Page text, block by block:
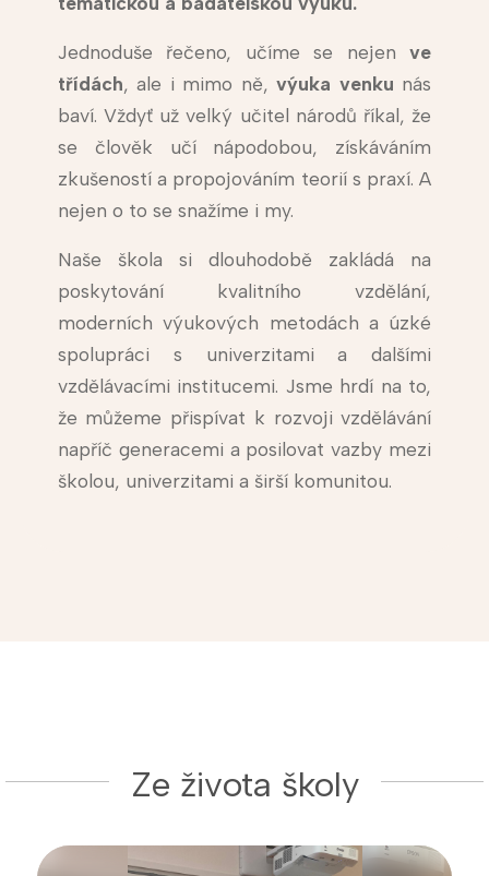
Jednoduše řečeno, učíme se nejenve
třídách, ale i mimo ně,výuka venku nás
baví. Vždyť už velký učitel národů říkal, že
se člověk učí nápodobou, získáváním
zkušeností a propojováním teorií s praxí. A
nejen o to se snažíme i my.
Naše škola si dlouhodobě zakládá na
poskytování kvalitního vzdělání,
moderních výukových metodách a úzké
spolupráci s univerzitami a dalšími
vzdělávacími institucemi. Jsme hrdí na to,
že můžeme přispívat k rozvoji vzdělávání
napříč generacemi a posilovat vazby mezi
školou, univerzitami a širší komunitou.
Ze života školy